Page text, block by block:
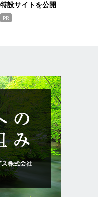
特設サイトを公開
PR